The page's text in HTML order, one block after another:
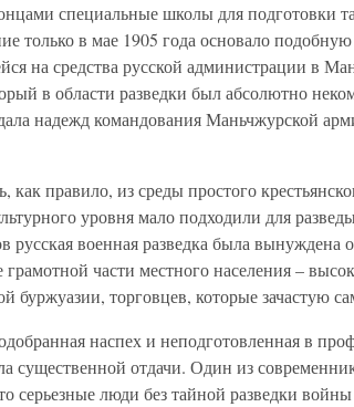
специальные школы для подготовки
только в мае 1905 года основало
на средства русской администрации в
в области разведки был абсолютно
надежд командования Маньчжурской
как правило, из среды простого
уровня мало подходили для
русская военная разведка была вынуждена
грамотной части местного населения –
буржуазии, торговцев, которые зачастую
наспех и неподготовленная в
существенной отдачи. Один из
серьезные люди без тайной разведки